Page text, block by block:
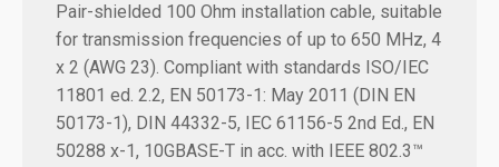
Pair-shielded 100 Ohm installation cable, suitable
for transmission frequencies of up to 650 MHz, 4
x 2 (AWG 23). Compliant with standards ISO/IEC
11801 ed. 2.2, EN 50173-1: May 2011 (DIN EN
50173-1), DIN 44332-5, IEC 61156-5 2nd Ed., EN
50288 x-1, 10GBASE-T in acc. with IEEE 802.3™